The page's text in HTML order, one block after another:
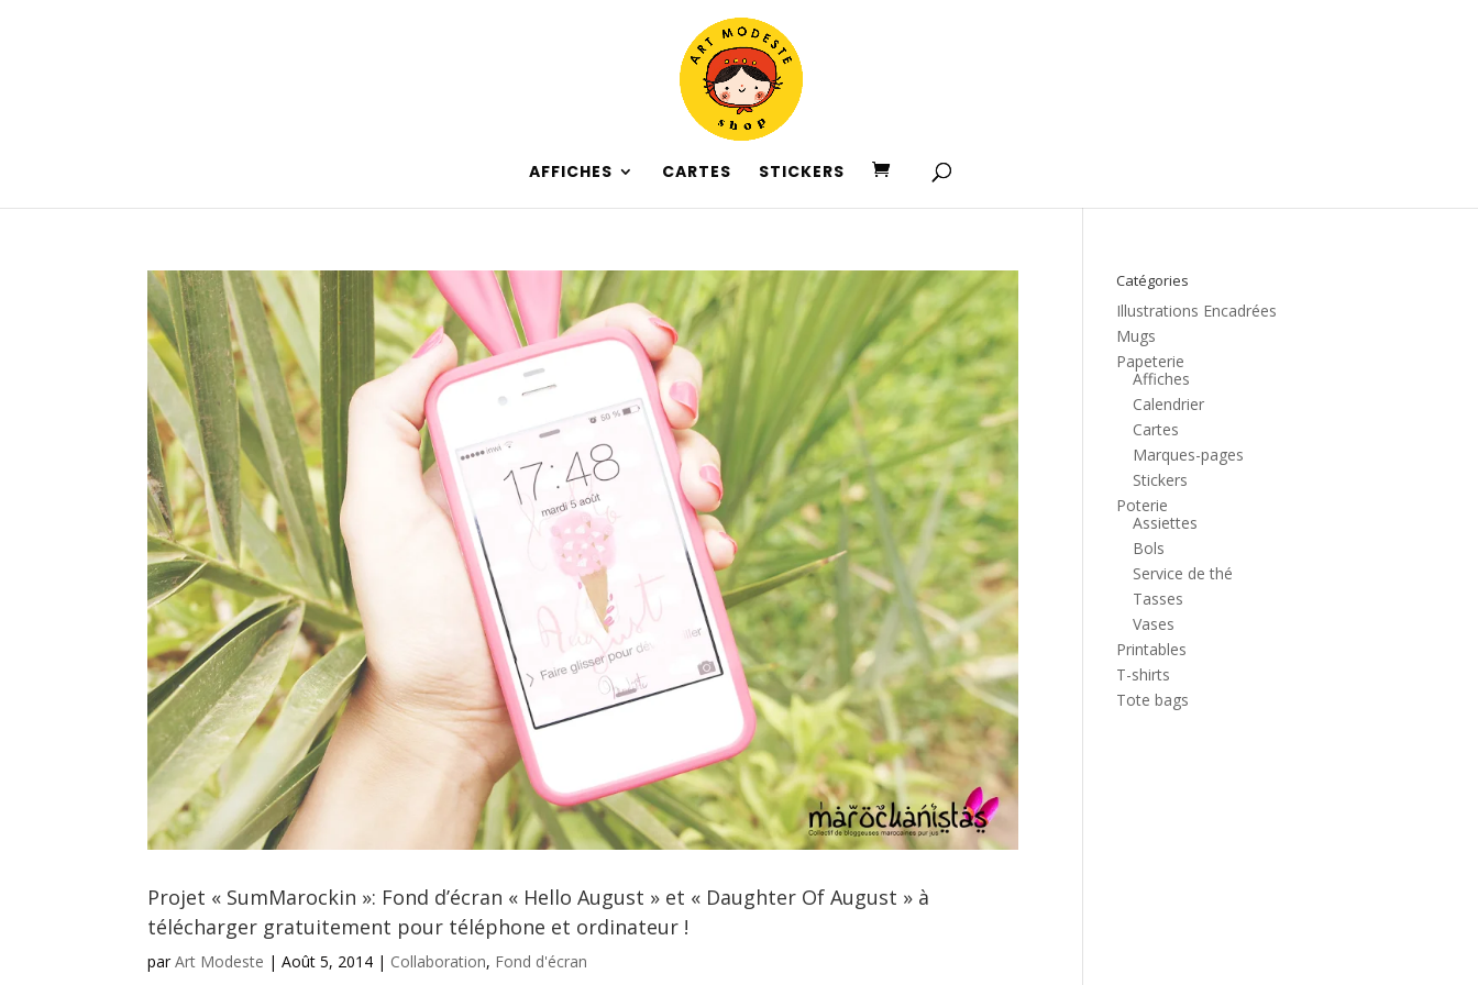
AFFICHES CARTES STICKERS
Projet « SumMarockin »: Fond d’écran « Hello August » et « Daughter Of August » à
télécharger gratuitement pour téléphone et ordinateur !
parArt Modeste |Août 5, 2014 | Collaboration, Fond d'écran
Catégories
Illustrations Encadrées
Mugs
Papeterie
Affiches
Calendrier
Cartes
Marques-pages
Stickers
Poterie
Assiettes
Bols
Service de thé
Tasses
Vases
Printables
T-shirts
Tote bags